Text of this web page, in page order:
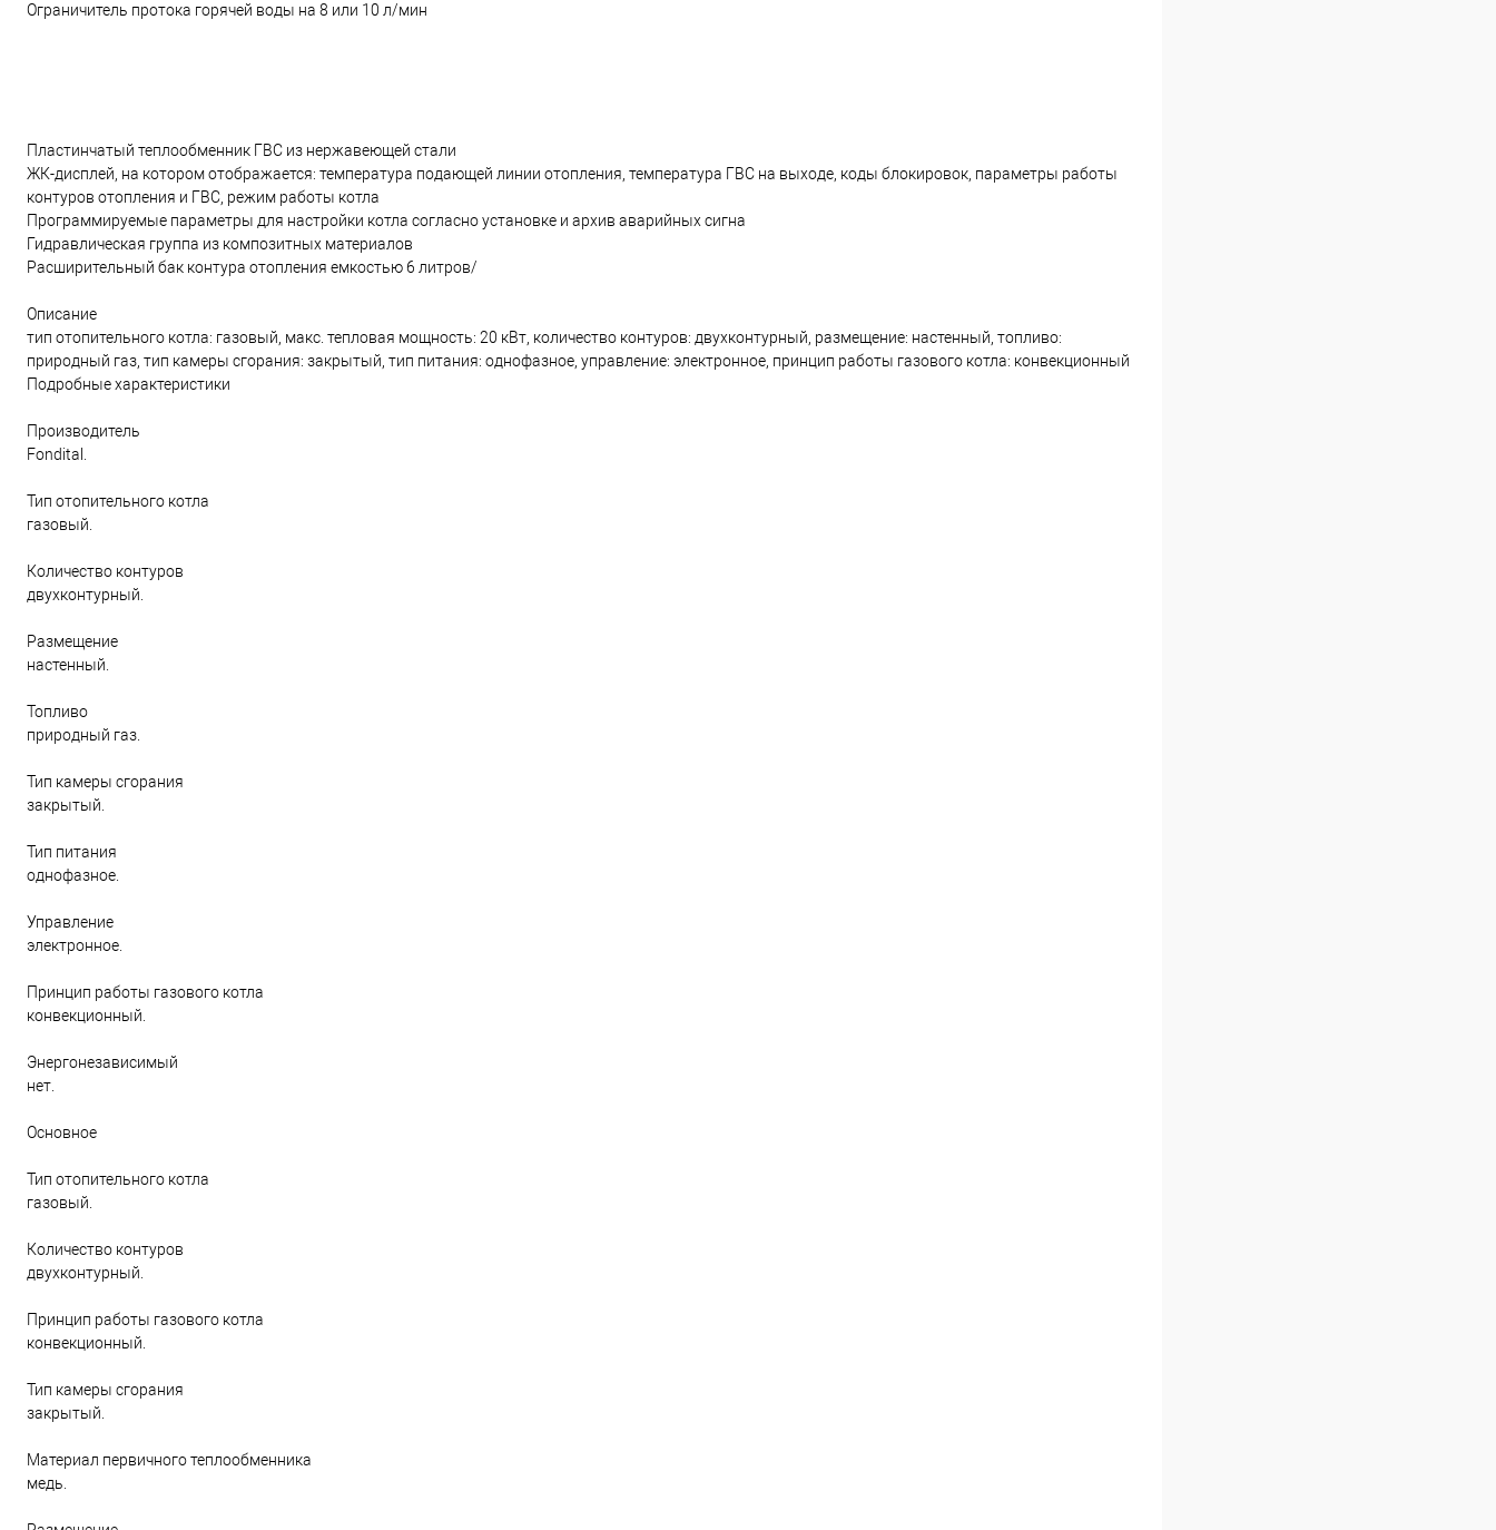
Oграничитель протока горячей воды на 8 или 10 л/мин
Пластинчатый теплообменник ГВС из нержавеющей стали
ЖК-дисплей, на котором отображается: температура подающей линии отопления, температура ГВС на выходе, коды блокировок, параметры работы
контуров отопления и ГВС, режим работы котла
Программируемые параметры для настройки котла согласно установке и архив аварийных сигна
Гидравлическая группа из композитных материалов
Расширительный бак контура отопления емкостью 6 литров/
Описание
тип отопительного котла: газовый, макс. тепловая мощность: 20 кВт, количество контуров: двухконтурный, размещение: настенный, топливо:
природный газ, тип камеры сгорания: закрытый, тип питания: однофазное, управление: электронное, принцип работы газового котла: конвекционный
Подробные характеристики
Производитель
Fondital.
Тип отопительного котла
газовый.
Количество контуров
двухконтурный.
Размещение
настенный.
Топливо
природный газ.
Тип камеры сгорания
закрытый.
Тип питания
однофазное.
Управление
электронное.
Принцип работы газового котла
конвекционный.
Энергонезависимый
нет.
Основное
Тип отопительного котла
газовый.
Количество контуров
двухконтурный.
Принцип работы газового котла
конвекционный.
Тип камеры сгорания
закрытый.
Материал первичного теплообменника
медь.